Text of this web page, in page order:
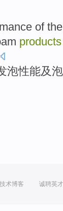
of
products
泡性能及
技术博客 诚聘英才